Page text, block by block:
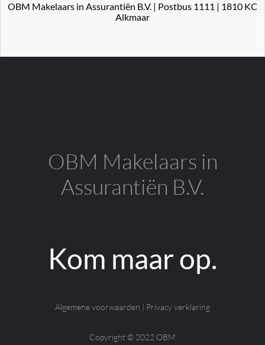
OBM Makelaars in Assurantiën B.V. | Postbus 1111 | 1810 KC
Alkmaar
OBM Makelaars in
Assurantiën B.V.
Kom maar op.
Algemene voorwaarden | Privacy verklaring
Copyright © 2022 OBM